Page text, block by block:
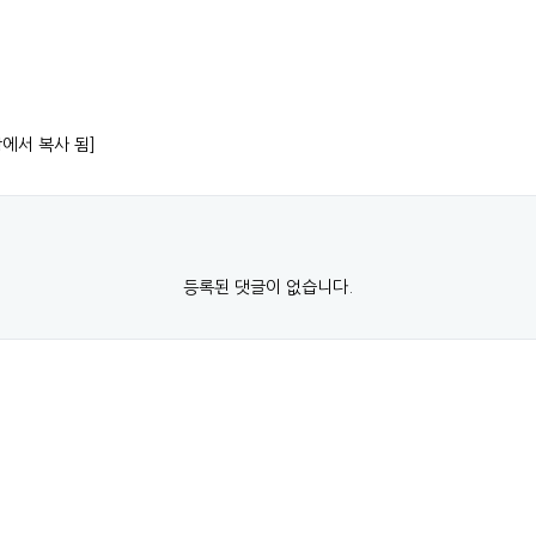
서 복사 됨]
등록된 댓글이 없습니다.